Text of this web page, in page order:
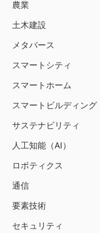
農業
土木建設
メタバース
スマートシティ
スマートホーム
スマートビルディング
サステナビリティ
人工知能（AI）
ロボティクス
通信
要素技術
セキュリティ